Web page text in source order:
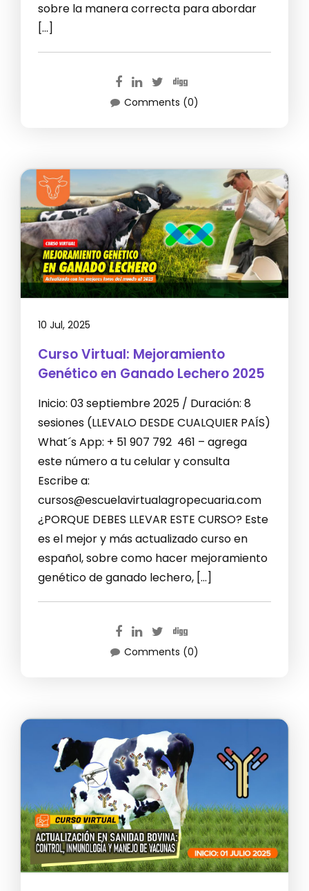
sobre la manera correcta para abordar
[…]
Comments (0)
10 Jul, 2025
Curso Virtual: Mejoramiento
Genético en Ganado Lechero 2025
Inicio: 03 septiembre 2025 / Duración: 8
sesiones (LLEVALO DESDE CUALQUIER PAÍS)
What´s App: + 51 907 792 461 – agrega
este número a tu celular y consulta
Escribe a:
cursos@escuelavirtualagropecuaria.com
¿PORQUE DEBES LLEVAR ESTE CURSO? Este
es el mejor y más actualizado curso en
español, sobre como hacer mejoramiento
genético de ganado lechero, […]
Comments (0)